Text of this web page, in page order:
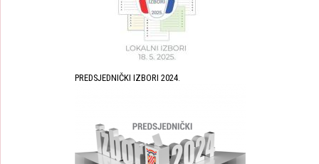
PREDSJEDNIČKI IZBORI 2024.